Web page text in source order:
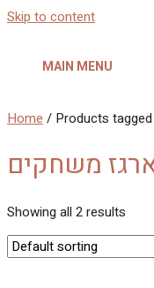
Skip to content
MAIN MENU
Home
משחקים
Showing all 2 results